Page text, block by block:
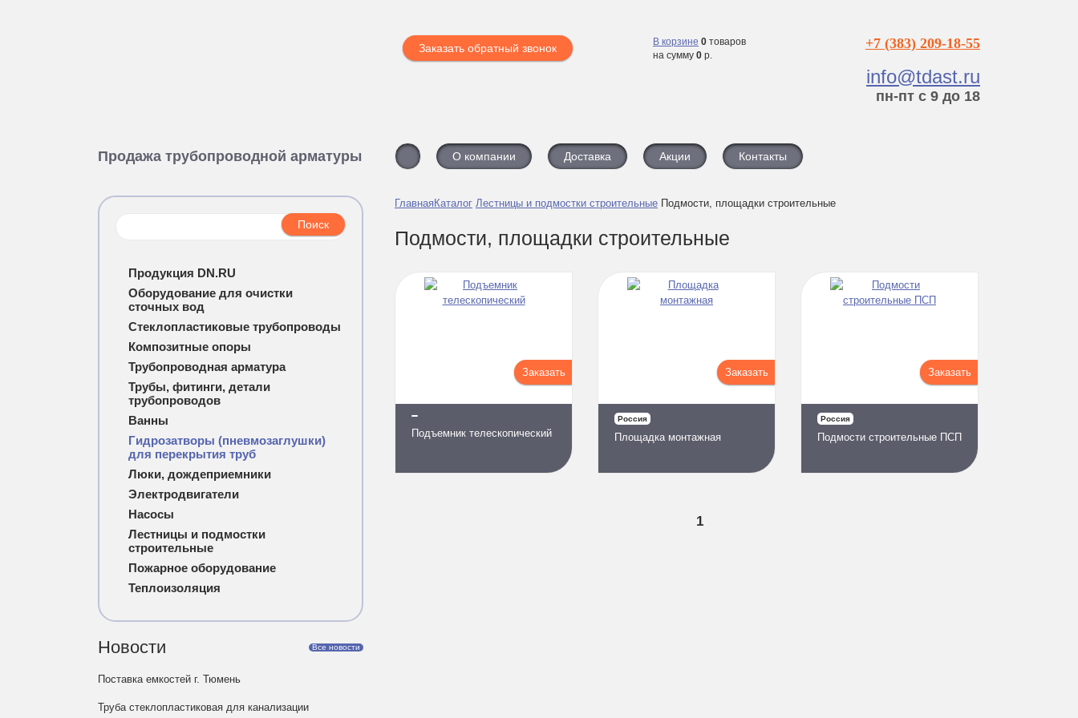
Заказать обратный звонок В корзине 0 товаров
на сумму 0 р.
+7 (383) 209-18-55
info@tdast.ru
пн-пт с 9 до 18
Продажа трубопроводной арматуры О компании Доставка Акции Контакты
Продукция DN.RU
Оборудование для очистки
сточных вод
Стеклопластиковые трубопроводы
Композитные опоры
Трубопроводная арматура
Трубы, фитинги, детали
трубопроводов
Ванны
Гидрозатворы (пневмозаглушки)
для перекрытия труб
Люки, дождеприемники
Электродвигатели
Насосы
Лестницы и подмостки
строительные
Пожарное оборудование
Теплоизоляция
Новости Все новости
Поставка емкостей г. Тюмень
Труба стеклопластиковая для канализации
Главная Каталог Лестницы и подмостки строительные Подмости, площадки строительные
Подмости, площадки строительные
Заказать
Подъемник телескопический
Заказать
Россия
Площадка монтажная
Заказать
Россия
Подмости строительные ПСП
1